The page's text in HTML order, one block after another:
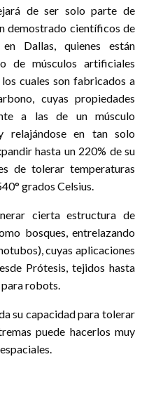
de ser solo parte de
demostrado científicos de
Dallas, quienes están
de músculos artificiales
cuales son fabricados a
cuyas propiedades
a las de un músculo
relajándose en tan solo
hasta un 220% de su
de tolerar temperaturas
grados Celsius.
cierta estructura de
bosques, entrelazando
cuyas aplicaciones
Prótesis, tejidos hasta
robots.
su capacidad para tolerar
puede hacerlos muy